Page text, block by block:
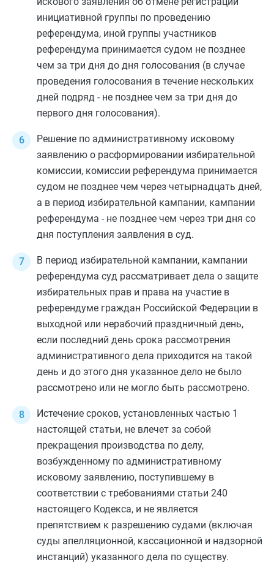
инициативной группы по проведению
референдума, иной группы участников
референдума принимается судом не позднее
чем за три дня до дня голосования (в случае
проведения голосования в течение нескольких
дней подряд - не позднее чем за три дня до
первого дня голосования).
Решение по административному исковому
заявлению о расформировании избирательной
комиссии, комиссии референдума принимается
судом не позднее чем через четырнадцать дней,
а в период избирательной кампании, кампании
референдума - не позднее чем через три дня со
дня поступления заявления в суд.
В период избирательной кампании, кампании
референдума суд рассматривает дела о защите
избирательных прав и права на участие в
референдуме граждан Российской Федерации в
выходной или нерабочий праздничный день,
если последний день срока рассмотрения
административного дела приходится на такой
день и до этого дня указанное дело не было
рассмотрено или не могло быть рассмотрено.
Истечение сроков, установленных частью 1
настоящей статьи, не влечет за собой
прекращения производства по делу,
возбужденному по административному
исковому заявлению, поступившему в
соответствии с требованиями статьи 240
настоящего Кодекса, и не является
препятствием к разрешению судами (включая
суды апелляционной, кассационной и надзорной
инстанций) указанного дела по существу.